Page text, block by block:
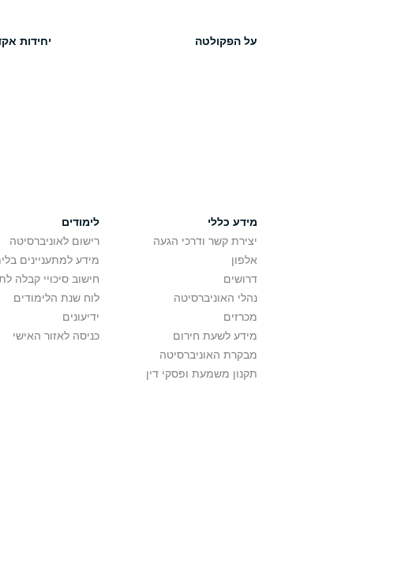
על הפקולטה יחידות
מידע כללי
יצירת קשר ודרכי הגעה
אלפון
דרושים
נהלי האוניברסיטה
מכרזים
מידע לשעת חירום
מבקרת האוניברסיטה
תקנון משמעת ופסקי דין
לימודים
רישום לאוניברסיטה
מידע למתעניינים
חישוב סיכויי קבלה
לוח שנת הלימודים
ידיעונים
כניסה לאזור האישי